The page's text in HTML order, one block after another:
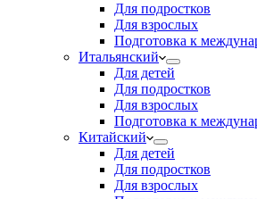
Для подростков
Для взрослых
Подготовка к
Итальянский
Для детей
Для подростков
Для взрослых
Подготовка к
Китайский
Для детей
Для подростков
Для взрослых